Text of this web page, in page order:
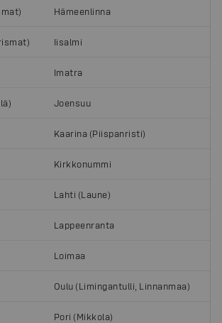
Hämeenlinna
Iisalmi
Imatra
Joensuu
Kaarina (Piispanristi)
Kirkkonummi
Lahti (Laune)
Lappeenranta
Loimaa
Oulu (Limingantulli, Linnanmaa)
Pori (Mikkola)